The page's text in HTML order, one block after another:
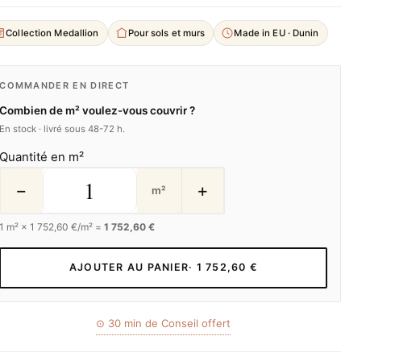
Collection Medallion Pour sols et murs Made in EU · Dunin
COMMANDER EN DIRECT
Combien de m² voulez-vous couvrir ?
En stock · livré sous 48-72 h.
Quantité en m²
− m² +
1 m² ×1 752,60 €/m² =1 752,60 €
AJOUTER AU PANIER· 1 752,60 €
⊙ 30 min de Conseil offert